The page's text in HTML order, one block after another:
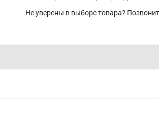
Не уверены в выборе товара?